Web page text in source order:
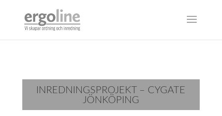
INREDNINGSPROJEKT – CYGATE
JÖNKÖPING